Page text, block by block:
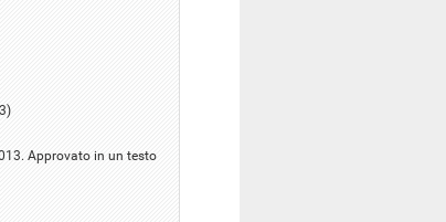
Approvato in un testo